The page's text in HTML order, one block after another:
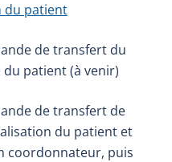
du patient
de transfert du
patient (à venir)
de transfert de
du patient et
coordonnateur, puis